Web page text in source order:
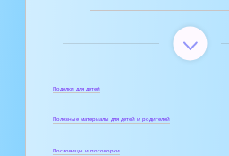
Поделки для детей
Полезные материалы для детей и родителей
Пословицы и поговорки